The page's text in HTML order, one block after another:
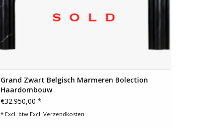
Grand Zwart Belgisch Marmeren Bolection
Haardombouw
€32.950,00 *
* Excl. btw Excl. Verzendkosten